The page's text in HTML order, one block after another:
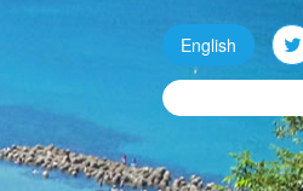
English Q